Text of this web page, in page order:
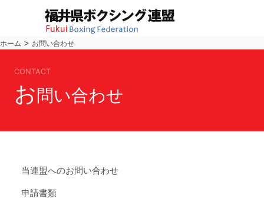
ホーム > お問い合わせ
CONTACT
お問い合わせ
当連盟へのお問い合わせ
申請書類